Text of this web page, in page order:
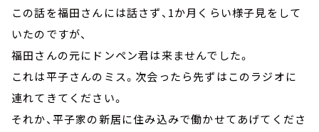
この話を福田さんには話さず、1か月くらい様子見をして
いたのですが、
福田さんの元にドンペン君は来ませんでした。
これは平子さんのミス。次会ったら先ずはこのラジオに
連れてきてください。
それか、平子家の新居に住み込みで働かせてあげてくださ